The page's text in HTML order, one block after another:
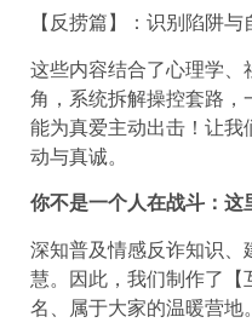
【反捞篇】：识别陷阱与
这些内容结合了心理学
角，系统拆解操控套路，
能为真爱主动出击！让
动与真诚。
你不是一个人在战斗：这
深知普及情感反诈知识、
慧。因此，我们制作了【
名、属于大家的温暖营地。